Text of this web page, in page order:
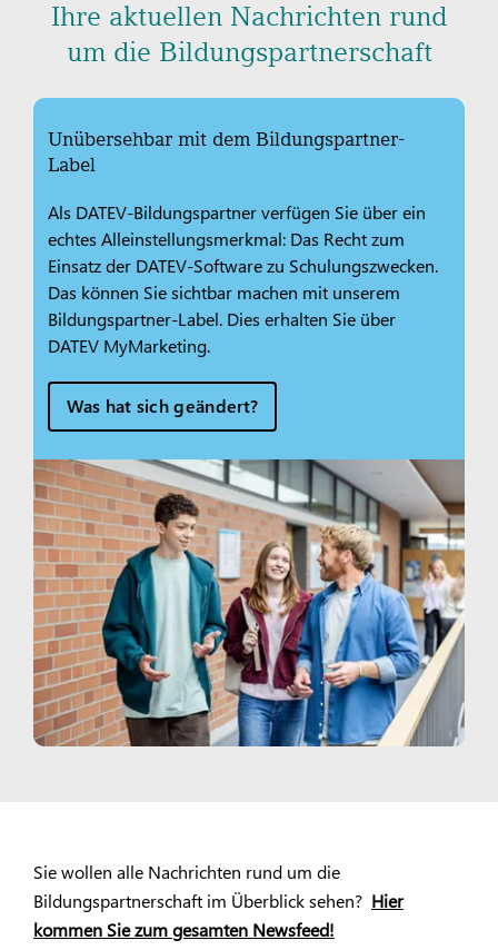
Ihre aktuellen Nachrichten rund
um die Bildungspartnerschaft
Unübersehbar mit dem Bildungspartner-
Label
Als DATEV-Bildungspartner verfügen Sie über ein
echtes Alleinstellungsmerkmal: Das Recht zum
Einsatz der DATEV-Software zu Schulungszwecken.
Das können Sie sichtbar machen mit unserem
Bildungspartner-Label. Dies erhalten Sie über
DATEV MyMarketing.
Was hat sich geändert?
Sie wollen alle Nachrichten rund um die
Bildungspartnerschaft im Überblick sehen? Hier
kommen Sie zum gesamten Newsfeed!